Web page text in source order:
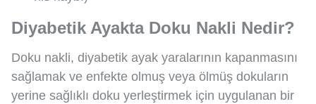
Diyabetik Ayakta Doku Nakli Nedir?
Doku nakli, diyabetik ayak yaralarının kapanmasını
sağlamak ve enfekte olmuş veya ölmüş dokuların
yerine sağlıklı doku yerleştirmek için uygulanan bir